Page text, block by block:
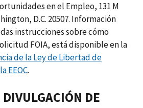
en el Empleo, 131 M
D.C. 20507. Información
instrucciones sobre cómo
FOIA, está disponible en la
de la Ley de Libertad de
EEOC.
DE